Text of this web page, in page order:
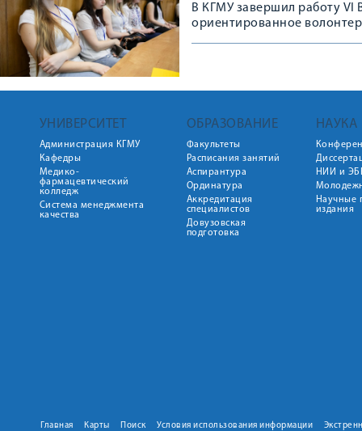
В КГМУ завершил работу VI
ориентированное
УНИВЕРСИТЕТ
Администрация КГМУ
Кафедры
Медико-
фармацевтический
колледж
Система менеджмента
качества
ОБРАЗОВАНИЕ
Факультеты
Расписания занятий
Аспирантура
Ординатура
Аккредитация
специалистов
Довузовская
подготовка
НАУКА
НИИ и
Научные
издания
Главная Карты Поиск Условия использования информации